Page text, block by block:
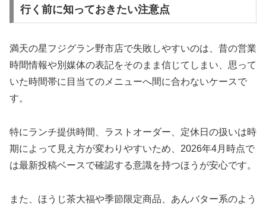
行く前に知っておきたい注意点
満天の星フジグラン野市店で失敗しやすいのは、昔の営業
時間情報や別媒体の表記をそのまま信じてしまい、思って
いた時間帯に目当てのメニューへ間に合わないケースで
す。
特にランチ提供時間、ラストオーダー、定休日の扱いは時
期によって見え方が変わりやすいため、2026年4月時点で
は最新投稿ベースで確認する意識を持つほうが安心です。
また、ほうじ茶大福や季節限定商品、あんバター系のよう